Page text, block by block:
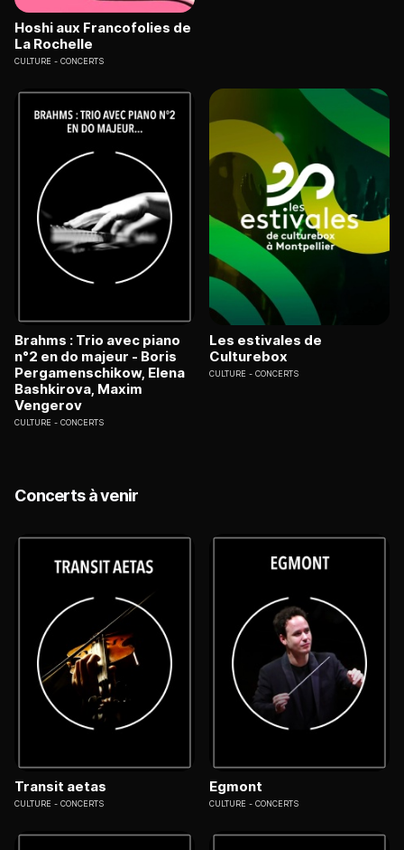
Hoshi aux Francofolies de
La Rochelle
CULTURE CONCERTS
Brahms : Trio avec piano
n°2 en do majeur - Boris
Pergamenschikow, Elena
Bashkirova, Maxim
Vengerov
CULTURE CONCERTS
Les estivales de
Culturebox
CULTURE CONCERTS
Concerts à venir
Transit aetas
CULTURE CONCERTS
Egmont
CULTURE CONCERTS